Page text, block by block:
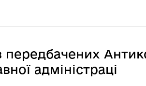
передбачених
адміністраці